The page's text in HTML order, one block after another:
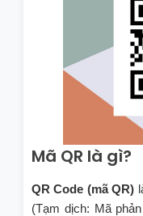
Mã QR là gì?
QR Code (mã QR)
(Tạm dịch: Mã